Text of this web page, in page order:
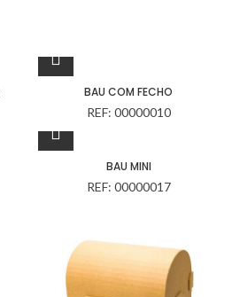
BAU COM FECHO
REF: 00000010
BAU MINI
REF: 00000017